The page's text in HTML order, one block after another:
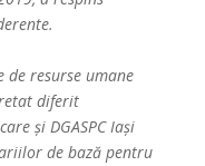
resurse umane
diferit
și DGASPC Iași
de bază pentru